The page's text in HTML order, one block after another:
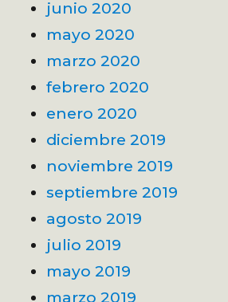
junio 2020
mayo 2020
marzo 2020
febrero 2020
enero 2020
diciembre 2019
noviembre 2019
septiembre 2019
agosto 2019
julio 2019
mayo 2019
marzo 2019